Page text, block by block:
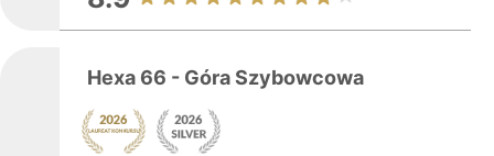
Hexa 66 - Góra Szybowcowa